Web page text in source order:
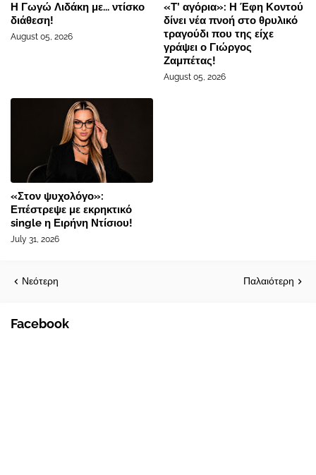
Η Γωγώ Λιδάκη με... ντίσκο
διάθεση!
August 05, 2026
«Τ’ αγόρια»: Η Έφη Κοντού
δίνει νέα πνοή στο θρυλικό
τραγούδι που της είχε
γράψει ο Γιώργος
Ζαμπέτας!
August 05, 2026
«Στον ψυχολόγο»:
Επέστρεψε με εκρηκτικό
single η Ειρήνη Ντίσιου!
July 31, 2026
Νεότερη Παλαιότερη
Facebook